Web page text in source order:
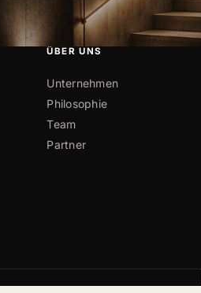
ÜBER UNS
Unternehmen
Philosophie
Team
Partner